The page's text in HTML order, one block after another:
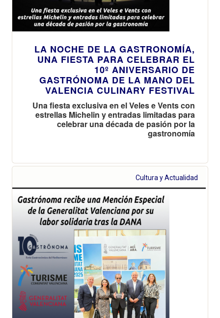
LA NOCHE DE LA GASTRONOMÍA,
UNA FIESTA PARA CELEBRAR EL
10º ANIVERSARIO DE
GASTRÓNOMA DE LA MANO DEL
VALENCIA CULINARY FESTIVAL
Una fiesta exclusiva en el Veles e Vents con
estrellas Michelin y entradas limitadas para
celebrar una década de pasión por la
gastronomía
Cultura y Actualidad